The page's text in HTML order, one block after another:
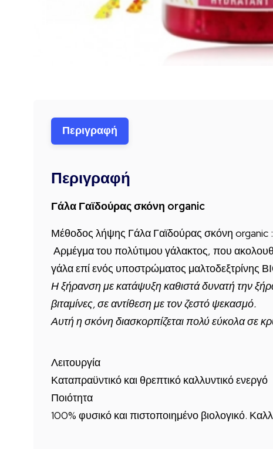
Περιγραφή
Περιγραφή
Γάλα Γαϊδούρας σκόνη organic
Μέθοδος λήψης Γάλα Γαϊδούρας σκόνη organic :
Αρμέγμα του πολύτιμου γάλακτος, που
γάλα επί ενός υποστρώματος μαλτοδεξτρίνης
Η ξήρανση με κατάψυξη καθιστά δυνατή την
βιταμίνες, σε αντίθεση με τον ζεστό ψεκασμό.
Αυτή η σκόνη διασκορπίζεται πολύ εύκολα σε
Λειτουργία
Καταπραϋντικό και θρεπτικό καλλυντικό ενεργό
Ποιότητα
100% φυσικό και πιστοποιημένο βιολογικό.